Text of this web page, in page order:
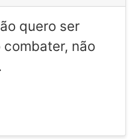
quero ser
combater, não